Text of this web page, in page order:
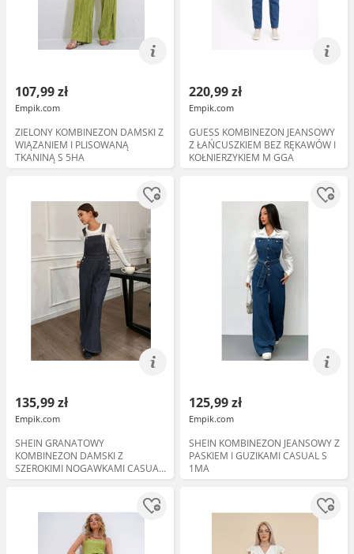
107,99 zł
Empik.com
ZIELONY KOMBINEZON DAMSKI Z
WIĄZANIEM I PLISOWANĄ
TKANINĄ S 5HA
220,99 zł
Empik.com
GUESS KOMBINEZON JEANSOWY
Z ŁAŃCUSZKIEM BEZ RĘKAWÓW I
KOŁNIERZYKIEM M GGA
135,99 zł
Empik.com
SHEIN GRANATOWY
KOMBINEZON DAMSKI Z
SZEROKIMI NOGAWKAMI CASUAL
M 1MA
125,99 zł
Empik.com
SHEIN KOMBINEZON JEANSOWY Z
PASKIEM I GUZIKAMI CASUAL S
1MA